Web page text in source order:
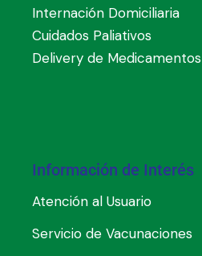
Internación Domiciliaria
Cuidados Paliativos
Delivery de Medicamentos
Información de Interés
Atención al Usuario
Servicio de Vacunaciones